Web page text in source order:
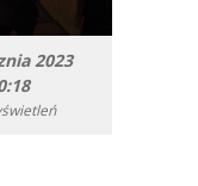
2023